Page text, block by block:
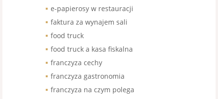
e-papierosy w restauracji
faktura za wynajem sali
food truck
food truck a kasa fiskalna
franczyza cechy
franczyza gastronomia
franczyza na czym polega